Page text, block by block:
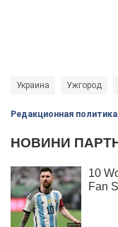
Украина Ужгород
Редакционная политика